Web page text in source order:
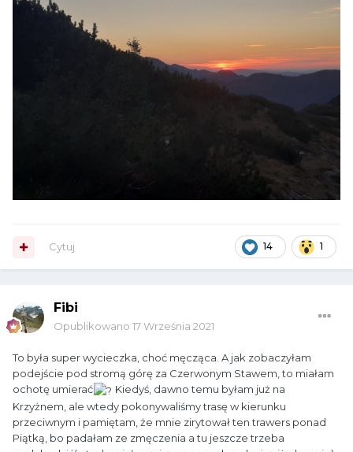
14 1
Cytuj
Fibi
Opublikowano 17 Września 2021
To była super wycieczka, choć męcząca. A jak zobaczyłam
podejście pod stromą górę za Czerwonym Stawem, to miałam
ochotę umierać
Kiedyś, dawno temu byłam już na
Krzyżnem, ale wtedy pokonywaliśmy trasę w kierunku
przeciwnym i pamiętam, że mnie zirytował ten trawers ponad
Piątką, bo padałam ze zmęczenia a tu jeszcze trzeba